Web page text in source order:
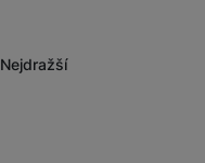
Nejdražší